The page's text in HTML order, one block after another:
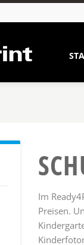
Im
Preisen.